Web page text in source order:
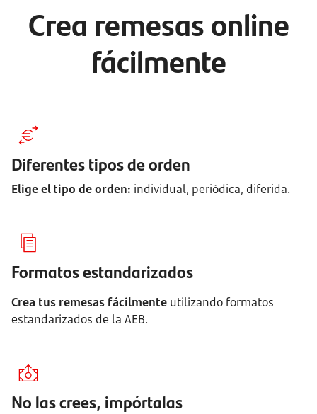
Crea remesas online
fácilmente
Diferentes tipos de orden
Elige el tipo de orden: individual, periódica, diferida.
Formatos estandarizados
Crea tus remesas fácilmente utilizando formatos
estandarizados de la AEB.
No las crees, impórtalas